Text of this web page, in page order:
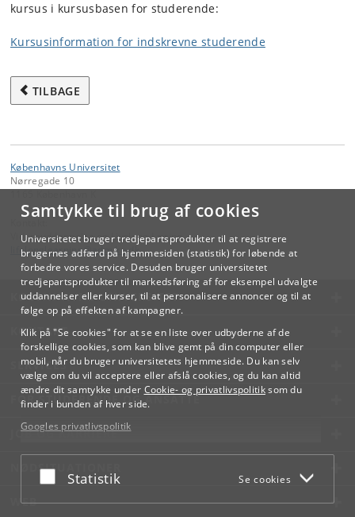
Samtykke til brug af cookies
Universitetet bruger tredjepartsprodukter til at registrere
brugernes adfærd på hjemmesiden (statistik) for løbende at
forbedre vores service. Desuden bruger universitetet
tredjepartsprodukter til markedsføring af for eksempel udvalgte
uddannelser eller kurser, til at personalisere annoncer og til at
følge op på effekten af kampagner.
Klik på "Se cookies" for at se en liste over udbyderne af de
forskellige cookies, som kan blive gemt på din computer eller
mobil, når du bruger universitetets hjemmeside. Du kan selv
vælge om du vil acceptere eller afslå cookies, og du kan altid
ændre dit samtykke under Cookie- og privatlivspolitiksom du
finder i bunden af hver side.
Googles privatlivspolitik
Acceptér eller afslå
Statistik Se cookies
kursus i kursusbasen for studerende:
Kursusinformation for indskrevne studerende
TILBAGE
Københavns Universitet
Nørregade 10
Videreuddannelse og Livslang Læring
lifelonglearning@adm.ku.dk
KØBENHAVNS UNIVERSITET
KONTAKT
SERVICES
FOR STUDERENDE OG ANSATTE
JOB OG KARRIERE
NØDSITUATIONER
WEB